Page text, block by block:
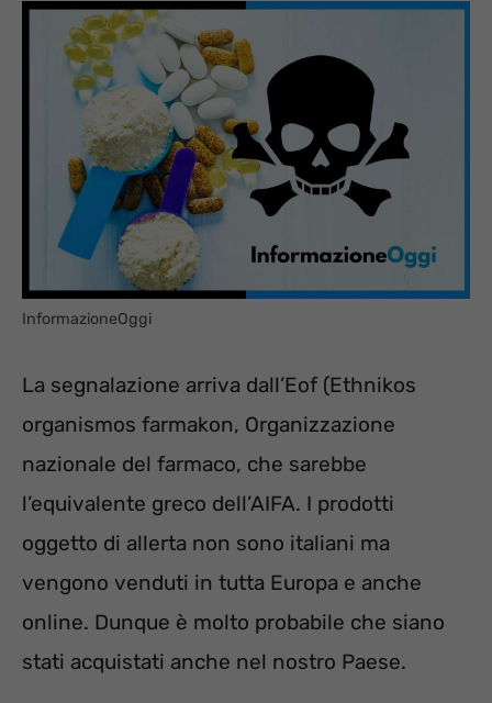
InformazioneOggi
La segnalazione arriva dall’Eof (Ethnikos
organismos farmakon, Organizzazione
nazionale del farmaco, che sarebbe
l’equivalente greco dell’AIFA. I prodotti
oggetto di allerta non sono italiani ma
vengono venduti in tutta Europa e anche
online. Dunque è molto probabile che siano
stati acquistati anche nel nostro Paese.